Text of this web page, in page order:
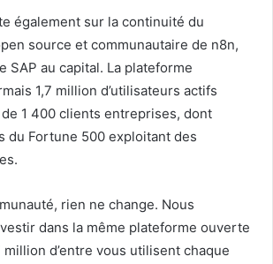
également sur la continuité du
source et communautaire de n8n,
SAP au capital. La plateforme
1,7 million d’utilisateurs actifs
1 400 clients entreprises, dont
du Fortune 500 exploitant des
rien ne change. Nous
dans la même plateforme ouverte
d’entre vous utilisent chaque